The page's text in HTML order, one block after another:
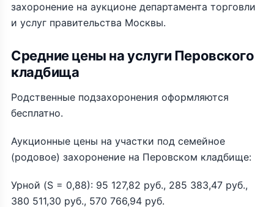
захоронение на аукционе департамента торговли
и услуг правительства Москвы.
Средние цены на услуги Перовского
кладбища
Родственные подзахоронения оформляются
бесплатно.
Аукционные цены на участки под семейное
(родовое) захоронение на Перовском кладбище:
Урной (S = 0,88): 95 127,82 руб., 285 383,47 руб.,
380 511,30 руб., 570 766,94 руб.